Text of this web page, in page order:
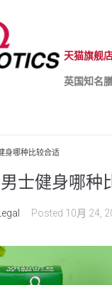
天猫旗舰
英国知名
身哪种比较合适
士健身哪种
Legal Posted 10月 24,